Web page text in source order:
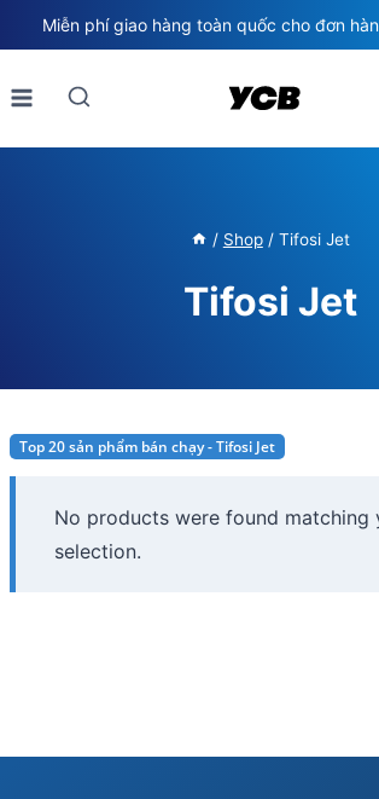
to
content
Miễn phí giao hàng toàn quốc cho đơn
/ Shop / Tifosi Jet
Tifosi Jet
Top 20 sản phẩm bán chạy - Tifosi Jet
No products were found matching
selection.